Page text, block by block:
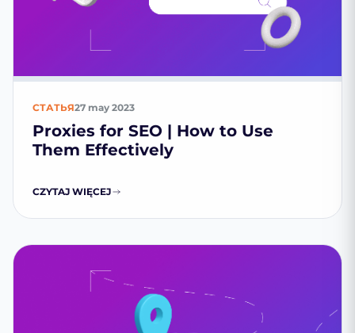
СТАТЬЯ27 may 2023
Proxies for SEO | How to Use
Them Effectively
CZYTAJ WIĘCEJ